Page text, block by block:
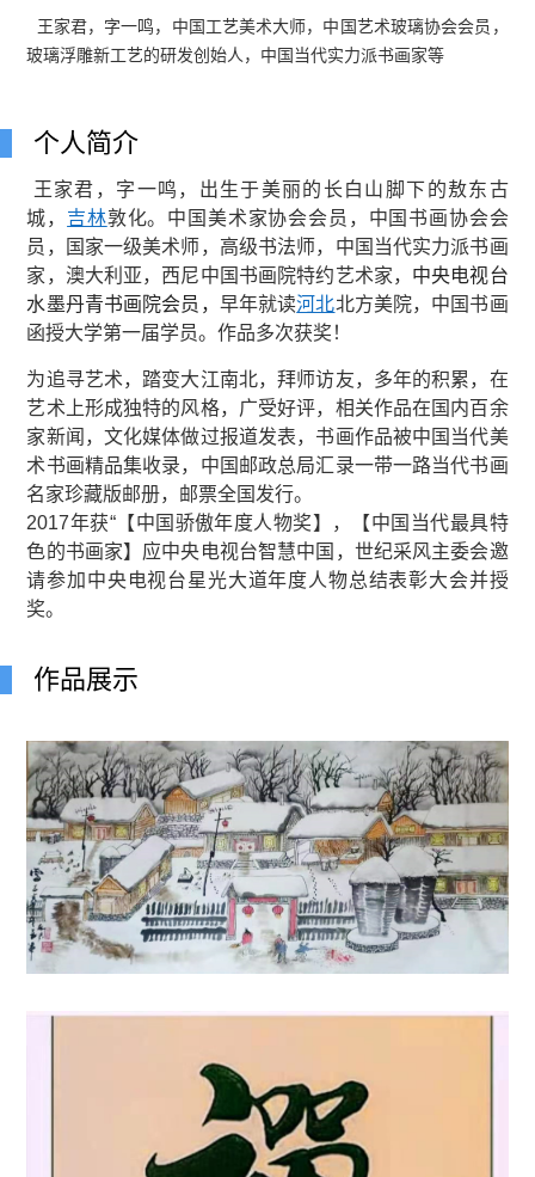
王家君，字一鸣，中国工艺美术大师，中国艺术玻璃协会会员，
玻璃浮雕新工艺的研发创始人，中国当代实力派书画家等
个人简介
王家君，字一鸣，出生于美丽的长白山脚下的敖东古
城， 吉林敦化。中国美术家协会会员，中国书画协会会
员，国家一级美术师，高级书法师，中国当代实力派书画
家，澳大利亚，西尼中国书画院特约艺术家， 中央电视台
水墨丹青书画院会员， 早年就读河北北方美院，中国书画
函授大学第一届学员。作品多次获奖！
为追寻艺术，踏变大江南北，拜师访友，多年的积累，在
艺术上形成独特的风格，广受好评，相关作品在国内百余
家新闻，文化媒体做过报道发表，书画作品被中国当代美
术书画精品集收录，中国邮政总局汇录一带一路当代书画
名家珍藏版邮册，邮票全国发行。
2017年获“【中国骄傲年度人物奖】，【中国当代最具特
色的书画家】应中央电视台智慧中国，世纪采风主委会邀
请参加中央电视台星光大道年度人物总结表彰大会并授
奖。
作品展示